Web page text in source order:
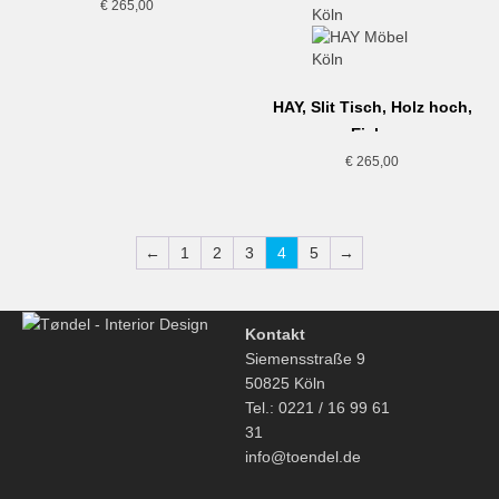
€265,00
HAY, Slit Tisch, Holz hoch,
Eiche
€ 265,00
← 1 2 3 4 5 →
Kontakt
Siemensstraße 9
50825 Köln
Tel.: 0221 / 16 99 61
31
info@toendel.de